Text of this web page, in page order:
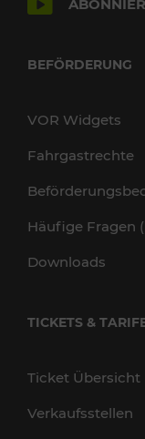
BEFÖRDERUNG
VOR Widgets
Fahrgastrechte
Häufige Fragen
Downloads
TICKETS &
Ticket Übersicht
Verkaufsstellen